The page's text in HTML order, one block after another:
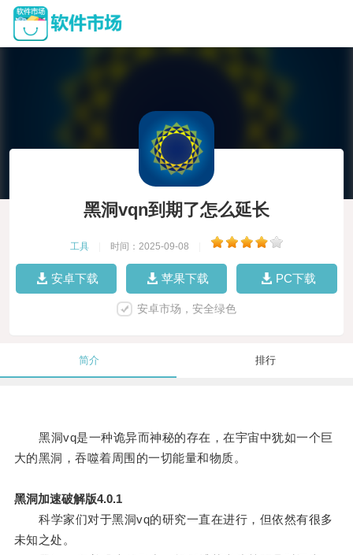
黑洞vqn到期了怎么延长
工具 时间：2025-09-08
安卓下载 苹果下载 PC下载
安卓市场，安全绿色
简介 排行
黑洞vq是一种诡异而神秘的存在，在宇宙中犹如一个巨
大的黑洞，吞噬着周围的一切能量和物质。
黑洞加速破解版4.0.1
科学家们对于黑洞vq的研究一直在进行，但依然有很多
未知之处。